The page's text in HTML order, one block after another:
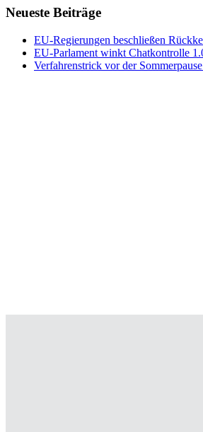
Neueste Beiträge
EU-Regierungen beschließen
EU-Parlament winkt Chatkontrolle
Verfahrenstrick vor der